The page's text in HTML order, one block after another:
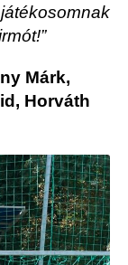
Márk,
Horváth